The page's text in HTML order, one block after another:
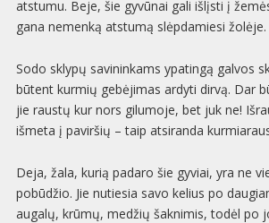
atstumu. Beje, šie gyvūnai gali išlįsti į
gana nemenką atstumą slėpdamiesi žolėje.
Sodo sklypų savininkams ypatingą galvos
būtent kurmių gebėjimas ardyti dirvą. Dar
jie raustų kur nors gilumoje, bet juk ne!
išmeta į paviršių – taip atsiranda
Deja, žala, kurią padaro šie gyviai, yra ne
pobūdžio. Jie nutiesia savo kelius po
augalų, krūmų, medžių šaknimis, todėl po